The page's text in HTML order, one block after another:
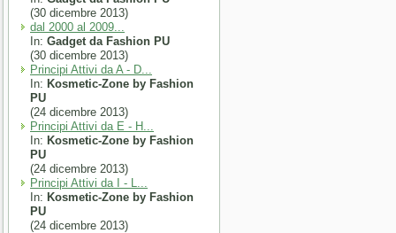
(30 dicembre 2013)
dal 2000 al 2009...
In: Gadget da Fashion PU
(30 dicembre 2013)
Principi Attivi da A - D...
In: Kosmetic-Zone by Fashion
PU
(24 dicembre 2013)
Principi Attivi da E - H...
In: Kosmetic-Zone by Fashion
PU
(24 dicembre 2013)
Principi Attivi da I - L...
In: Kosmetic-Zone by Fashion
PU
(24 dicembre 2013)